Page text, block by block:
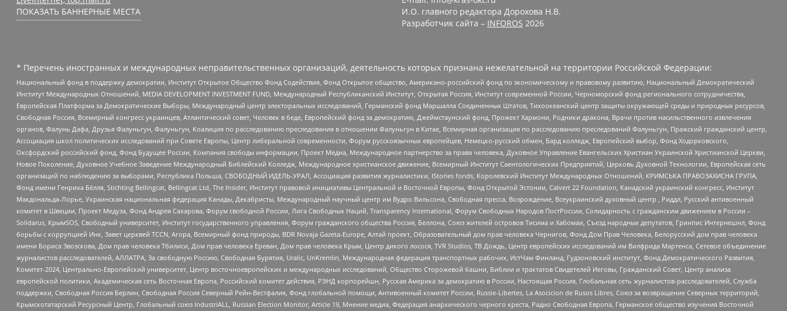
ПОКАЗАТЬ БАННЕРНЫЕ МЕСТА
И.О. главного редактора Дорохова Н.В.
Разработчик сайта – INFOROS 2026
* Перечень иностранных и международных неправительственных организаций, деятельность которых признана нежелательной на территории Российской Федерации:
Национальный фонд в поддержку демократии, Институт Открытое Общество Фонд Содействия, Фонд Открытое общество, Американо-российский фонд по экономическому и правовому развитию, Национальный Демократический
Институт Международных Отношений, MEDIA DEVELOPMENT INVESTMENT FUND, Международный Республиканский Институт, Открытая Россия, Институт современной России, Черноморский фонд регионального сотрудничества,
Европейская Платформа за Демократические Выборы, Международный центр электоральных исследований, Германский фонд Маршалла Соединенных Штатов, Тихоокеанский центр защиты окружающей среды и природных ресурсов,
Свободная Россия, Всемирный конгресс украинцев, Атлантический совет, Человек в беде, Европейский фонд за демократию, Джеймстаунский фонд, Прожект Хармони, Родники дракона, Врачи против насильственного извлечения
органов, Фалунь Дафа, Друзья Фалуньгун, Фалуньгун, Коалиция по расследованию преследования в отношении Фалуньгун в Китае, Всемирная организация по расследованию преследований Фалуньгун, Пражский гражданский центр,
Ассоциация школ политических исследований при Совете Европы, Центр либеральной современности, Форум русскоязычных европейцев, Немецко-русский обмен, Бард колледж, Европейский выбор, Фонд Ходорковского,
Оксфордский российский фонд, Фонд Будущее России, Компания свободы информации, Проект Медиа, Международное партнерство за права человека, Духовное Управление Евангельских Христиан Украинской Христианской Церкви,
Новое Поколение, Духовное Учебное Заведение Международный Библейский Колледж, Международное христианское движение, Всемирный Институт Саентологических Предприятий, Церковь Духовной Технологии, Европейская сеть
организаций по наблюдению за выборами, Республика Польша, СВОБОДНЫЙ ИДЕЛЬ-УРАЛ, Ассоциация развития журналистики, IStories fonds, Королевский Институт Международных Отношений, КРИМСЬКА ПРАВОЗАХИСНА ГРУПА,
Фонд имени Генриха Бёлля, Stichting Bellingcat, Bellingcat Ltd, The Insider, Институт правовой инициативы Центральной и Восточной Европы, Фонд Открытой Эстонии, Calvert 22 Foundation, Канадский украинский конгресс, Институт
Макдональда-Лорье, Украинская национальная федерация Канады, Декабристы, Международный научный центр им Вудро Вильсона, Свободная пресса, Возрождение, Всеукраинский духовный центр , Риддл, Русский антивоенный
комитет в Швеции, Проект Медуза, Фонд Андрея Сахарова, Форум свободной России, Лига Свободных Наций, Transparеncy International, Форум Свободных Народов ПостРоссии, Солидарность с гражданским движением в России –
Solidarus, КрымSOS, Свободный университет, Институт государственного управления, Форум гражданского общества Россия, Беллона, Союз жителей островов Тисима и Хабомаи, Съезд народных депутатов, Гринпис Интернешнл, Фонд
борьбы с коррупцией Инк, Завет церквей TCCN, Агора, Всемирный фонд природы, BDR Novaja Gazeta-Europe, Алтай проект, Образовательный дом прав человека Чернигов, Фонд Дом Прав Человека, Белорусский дом прав человека
имени Бориса Звозскова, Дом прав человека Тбилиси, Дом прав человека Ереван, Дом прав человека Крым, Центр дикого лосося, TVR Studios, ТВ Дождь, Центр европейских исследований им Вилфрида Мартенса, Сетевое объединение
журналистов расследователей, АЛЛАТРА, За свободную Россию, Свободная Бурятия, Uralic, UnKremlin, Международная федерация транспортных рабочих, ИстЧам Финланд, Гудзоновский институт, Фонд Демократического Развития,
Комитет-2024, Центрально-Европейский университет, Центр восточноевропейских и международных исследований, Общество Сторожевой башни, Библии и трактатов Свидетелей Иеговы, Гражданский Совет, Центр анализа
европейской политики, Академическая сеть Восточная Европа, Российский комитет действия, РЭНД корпорейшн, Русская Америка за демократию в России, Настоящая Россия, Глобальная сеть журналистов-расследователей, Служба
поддержки, Свободная Россия Берлин, Свободная Россия Северный Рейн-Вестфалия, Фонд глобальной помощи, Антивоенный комитет России, Russie-Libertes, La Asocicion de Rusos Libres, Союз за возвращение Северных территорий,
Крымскотатарский Ресурсный Центр, Глобальный союз IndustriALL, Russian Election Monitor, Article 19, Мнение медиа, Федерация анархического черного креста, Радио Свободная Европа, Германское общество изучения Восточной